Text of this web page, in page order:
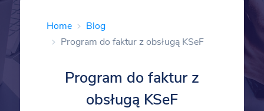
Home
Blog
Program do faktur z obsługą KSeF
Program do faktur z
obsługą KSeF